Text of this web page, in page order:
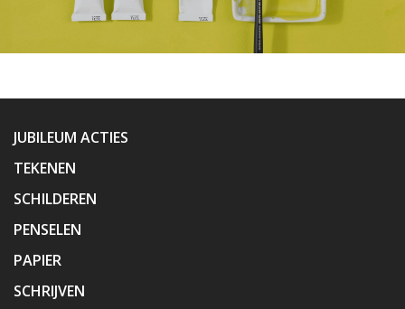
JUBILEUM ACTIES
TEKENEN
SCHILDEREN
PENSELEN
PAPIER
SCHRIJVEN